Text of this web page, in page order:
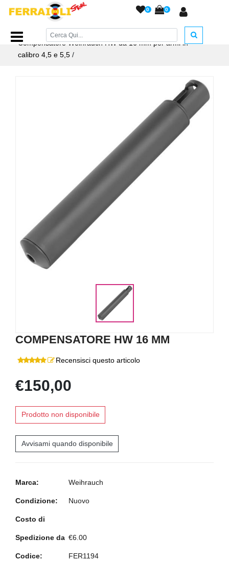
0 0
Home Page/ACCESSORI ARMERIA/Compensatori
/
Compensatore Weihrauch HW da 16 mm per armi in
calibro 4,5 e 5,5 /
COMPENSATORE HW 16 MM
Recensisci questo articolo
€150,00
Prodotto non disponibile
Avvisami quando disponibile
Marca: Weihrauch
Condizione: Nuovo
Costo di
Spedizione da €6.00
Codice: FER1194